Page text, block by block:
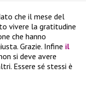
che il mese del
vivere la gratitudine
che hanno
Grazie. Infine il
si deve avere
Essere sé stessi è